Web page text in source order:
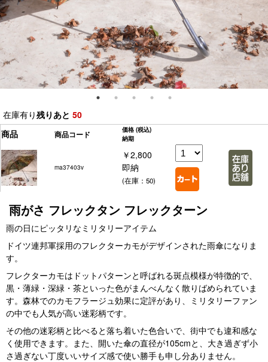
在庫有り残りあと 50
商品
商品コード 価格 (税込)
納期
ma37403v
￥2,800
即納
(在庫：50)
雨がさ フレックタン フレックターン
雨の日にピッタリなミリタリーアイテム
ドイツ連邦軍採用のフレクターカモがデザインされた雨傘になりま
す。
フレクターカモはドットパターンと呼ばれる斑点模様が特徴的で、
黒・薄緑・深緑・茶といった色がまんべんなく散りばめられていま
す。森林でのカモフラージュ効果に定評があり、ミリタリーファン
の中でも人気が高い迷彩柄です。
その他の迷彩柄と比べると落ち着いた色合いで、街中でも違和感な
く使用できます。また、開いた傘の直径が105cmと、大き過ぎず小
さ過ぎない丁度いいサイズ感で使い勝手も申し分ありません。